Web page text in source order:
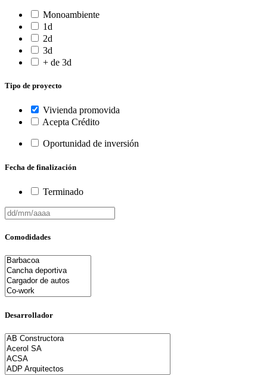
Monoambiente
1d
2d
3d
+ de 3d
Tipo de proyecto
Vivienda promovida
Acepta Crédito
Oportunidad de inversión
Fecha de finalización
Terminado
Comodidades
Desarrollador